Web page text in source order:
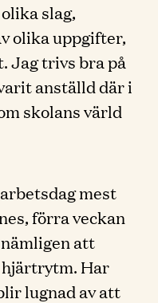
slag,
olika uppgifter,
Jag trivs bra på
anställd där i
skolans värld
mest
förra veckan
att
hjärtrytm. Har
lugnad av att